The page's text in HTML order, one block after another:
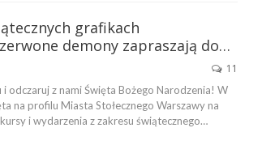
grafikach
demony zapraszają do…
11
odczaruj z nami Święta Bożego Narodzenia! W
na profilu Miasta Stołecznego Warszawy na
i wydarzenia z zakresu świątecznego…